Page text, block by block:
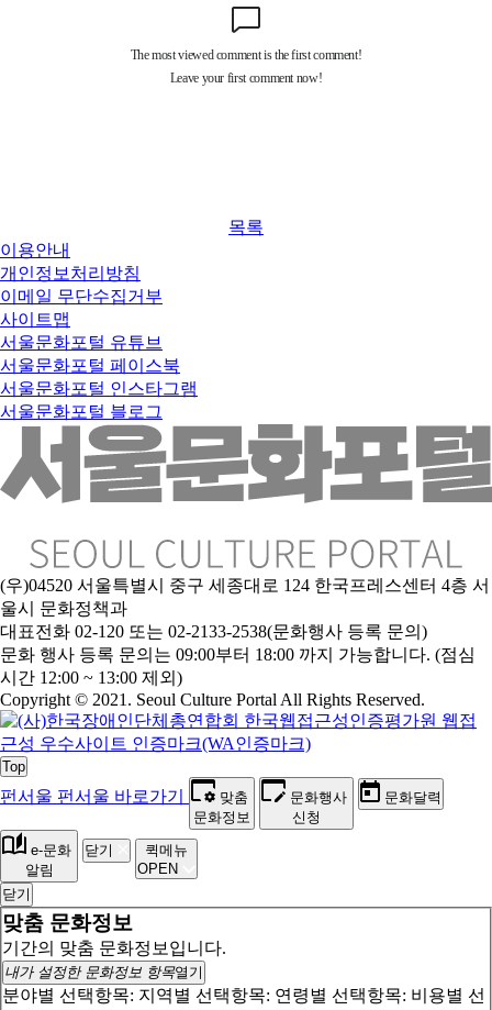
목록
이용안내
개인정보처리방침
이메일 무단수집거부
사이트맵
서울문화포털 유튜브
서울문화포털 페이스북
서울문화포털 인스타그램
서울문화포털 블로그
(우)04520 서울특별시 중구 세종대로 124 한국프레스센터 4층 서
울시 문화정책과
대표전화 02-120 또는 02-2133-2538(문화행사 등록 문의)
문화 행사 등록 문의는 09:00부터 18:00 까지 가능합니다. (점심
시간 12:00 ~ 13:00 제외)
Copyright © 2021. Seoul Culture Portal All Rights Reserved.
Top
펀서울 펀서울 바로가기
맞춤
문화정보
문화행사
신청
문화달력
e-문화
알림
닫기
퀵메뉴
OPEN
닫기
맞춤 문화정보
기간의 맞춤 문화정보입니다.
내가 설정한 문화정보 항목열기
분야별 선택항목: 지역별 선택항목: 연령별 선택항목: 비용별 선